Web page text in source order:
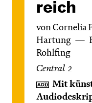
reich
von Cornelia
Hartung
Rohlfing
Central 2
Mit